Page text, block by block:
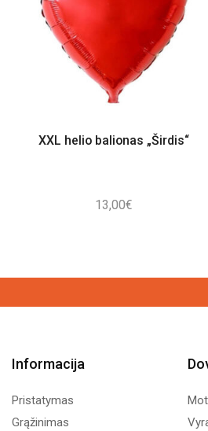
XXL helio balionas „Širdis“
13,00€
Informacija
Pristatymas
Grąžinimas